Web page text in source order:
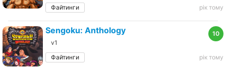
Файтинги
рік тому
10
Sengoku: Anthology
v1
Файтинги
рік тому